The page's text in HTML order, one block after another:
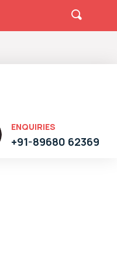
ENQUIRIES
+91-89680 62369